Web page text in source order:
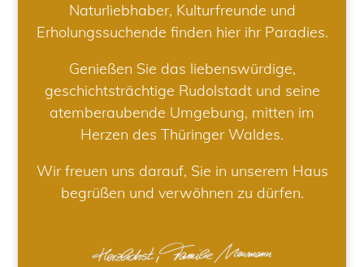
Naturliebhaber, Kulturfreunde und
Erholungssuchende finden hier ihr Paradies.
Genießen Sie das liebenswürdige,
geschichtsträchtige Rudolstadt und seine
atemberaubende Umgebung, mitten im
Herzen des Thüringer Waldes.
Wir freuen uns darauf, Sie in unserem Haus
begrüßen und verwöhnen zu dürfen.